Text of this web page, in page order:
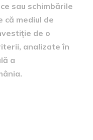
sau schimbările
că mediul de
de o
analizate în
a